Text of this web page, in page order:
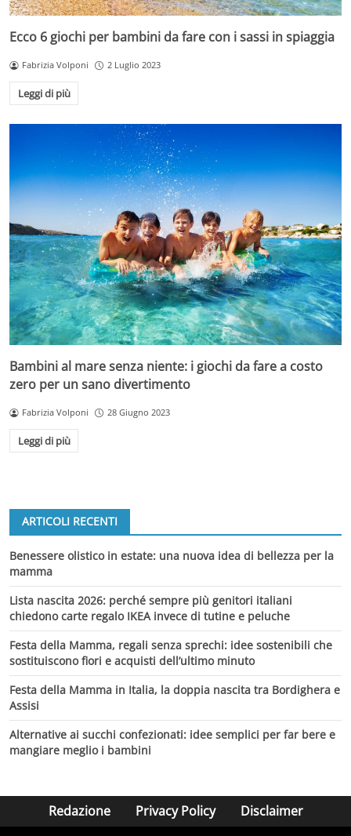
Ecco 6 giochi per bambini da fare con i sassi in spiaggia
Fabrizia Volponi 2 Luglio 2023
Leggi di più
Bambini al mare senza niente: i giochi da fare a costo
zero per un sano divertimento
Fabrizia Volponi 28 Giugno 2023
Leggi di più
ARTICOLI RECENTI
Benessere olistico in estate: una nuova idea di bellezza per la
mamma
Lista nascita 2026: perché sempre più genitori italiani
chiedono carte regalo IKEA invece di tutine e peluche
Festa della Mamma, regali senza sprechi: idee sostenibili che
sostituiscono fiori e acquisti dell’ultimo minuto
Festa della Mamma in Italia, la doppia nascita tra Bordighera e
Assisi
Alternative ai succhi confezionati: idee semplici per far bere e
mangiare meglio i bambini
Redazione Privacy Policy Disclaimer